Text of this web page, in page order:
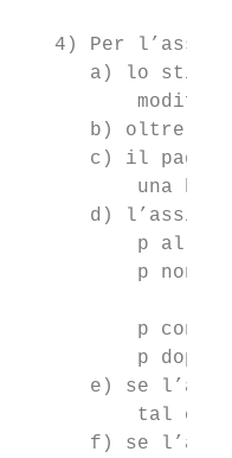
4) Per
a) lo
b) oltre
c) il
una
d)
p alla
p non
p con
p dopo
e) se
tal
f) se